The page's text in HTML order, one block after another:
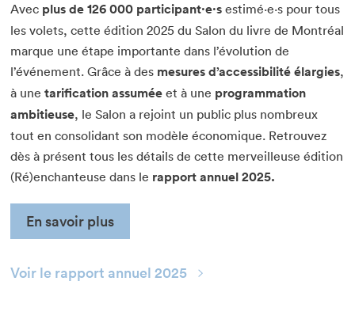
Avec plus de 126 000 participant·e·sestimé·e·s pour tous
les volets, cette édition 2025 du Salon du livre de Montréal
marque une étape importante dans l’évolution de
l’événement. Grâce à des mesures d’accessibilité élargies,
à unetarification assuméeet à une programmation
ambitieuse, le Salon a rejoint un public plus nombreux
tout en consolidant son modèle économique. Retrouvez
dès à présent tous les détails de cette merveilleuse édition
(Ré)enchanteuse dans le rapport annuel 2025.
En savoir plus
Voir le rapport annuel 2025